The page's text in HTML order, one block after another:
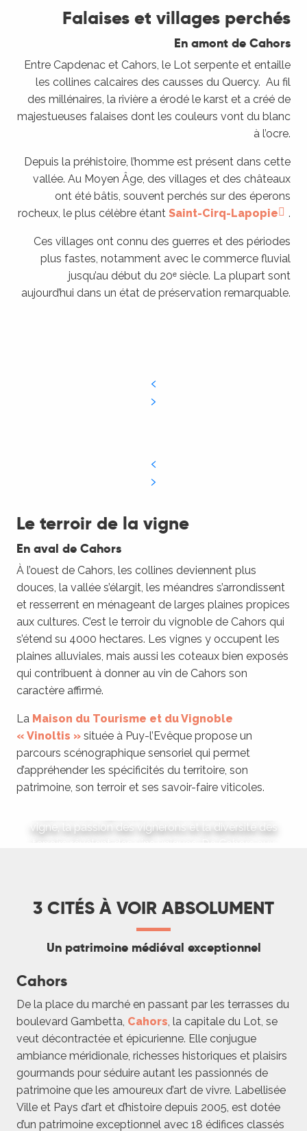
Falaises et villages perchés
En amont de Cahors
Entre Capdenac et Cahors, le Lot serpente et entaille
les collines calcaires des causses du Quercy. Au fil
des millénaires, la rivière a érodé le karst et a créé de
majestueuses falaises dont les couleurs vont du blanc
à l’ocre.
Depuis la préhistoire, l’homme est présent dans cette
vallée. Au Moyen Âge, des villages et des châteaux
ont été bâtis, souvent perchés sur des éperons
rocheux, le plus célèbre étant Saint-Cirq-Lapopie .
Ces villages ont connu des guerres et des périodes
plus fastes, notamment avec le commerce fluvial
jusqu’au début du 20ᵉ siècle. La plupart sont
aujourd’hui dans un état de préservation remarquable.
Le terroir de la vigne
En aval de Cahors
À l’ouest de Cahors, les collines deviennent plus
douces, la vallée s’élargit, les méandres s’arrondissent
et resserrent en ménageant de larges plaines propices
aux cultures. C’est le terroir du vignoble de Cahors qui
s’étend su 4000 hectares. Les vignes y occupent les
plaines alluviales, mais aussi les coteaux bien exposés
qui contribuent à donner au vin de Cahors son
caractère affirmé.
La Maison du Tourisme et du Vignoble
« Vinoltis » située à Puy-l’Evêque propose un
parcours scénographique sensoriel qui permet
d’appréhender les spécificités du territoire, son
patrimoine, son terroir et ses savoir-faire viticoles.
Les vignobles du Lot
Découvrez des terroirs d'exception
vigne, la passion des vignerons et la diversité des
3 CITÉS À VOIR ABSOLUMENT
Un patrimoine médiéval exceptionnel
Cahors
De la place du marché en passant par les terrasses du
boulevard Gambetta, Cahors, la capitale du Lot, se
veut décontractée et épicurienne. Elle conjugue
ambiance méridionale, richesses historiques et plaisirs
gourmands pour séduire autant les passionnés de
patrimoine que les amoureux d’art de vivre. Labellisée
Ville et Pays d’art et d’histoire depuis 2005, est dotée
d’un patrimoine exceptionnel avec 18 édifices classés